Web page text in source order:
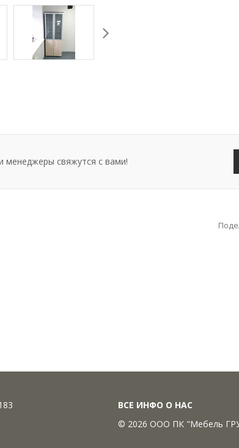
менеджеры свяжутся с вами!
ВСЕ ИНФО О НАС
© 2026 ООО ПК "Мебель